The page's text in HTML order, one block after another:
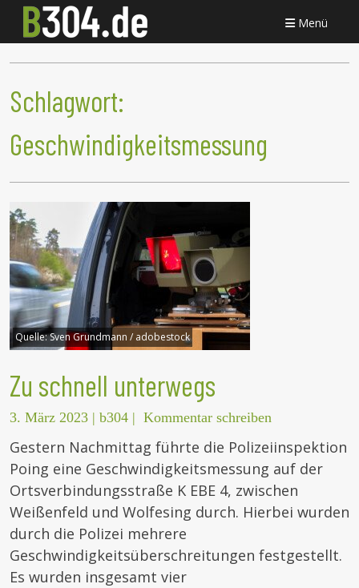
Menü
Schlagwort:
Geschwindigkeitsmessung
Quelle:Sven Grundmann / adobestock
Zu schnell unterwegs
3. März 2023 | b304 | Kommentar schreiben
Gestern Nachmittag führte die Polizeiinspektion
Poing eine Geschwindigkeitsmessung auf der
Ortsverbindungsstraße K EBE 4, zwischen
Weißenfeld und Wolfesing durch. Hierbei wurden
durch die Polizei mehrere
Geschwindigkeitsüberschreitungen festgestellt.
Es wurden insgesamt vier